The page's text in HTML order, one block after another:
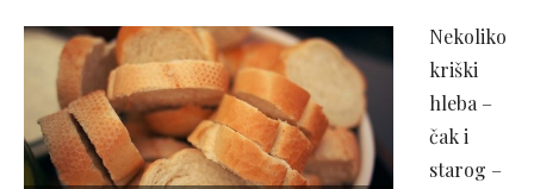
Nekoliko
kriški
hleba –
čak i
starog –